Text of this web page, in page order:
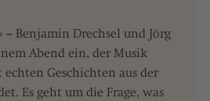
– Benjamin Drechsel und Jörg
Abend ein, der Musik
Geschichten aus der
Es geht um die Frage, was